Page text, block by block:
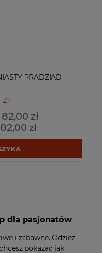
PRADZIAD
82,00 zł
82,00 zł
dla pasjonatów
i zabawne. Odzież
pokazać jak